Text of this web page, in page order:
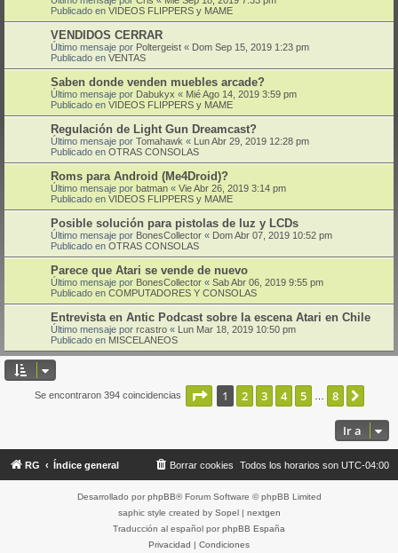
Publicado en VIDEOS FLIPPERS y MAME
VENDIDOS CERRAR
Último mensaje por Poltergeist « Dom Sep 15, 2019 1:23 pm
Publicado en VENTAS
Saben donde venden muebles arcade?
Último mensaje por Dabukyx « Mié Ago 14, 2019 3:59 pm
Publicado en VIDEOS FLIPPERS y MAME
Regulación de Light Gun Dreamcast?
Último mensaje por Tomahawk « Lun Abr 29, 2019 12:28 pm
Publicado en OTRAS CONSOLAS
Roms para Android (Me4Droid)?
Último mensaje por batman « Vie Abr 26, 2019 3:14 pm
Publicado en VIDEOS FLIPPERS y MAME
Posible solución para pistolas de luz y LCDs
Último mensaje por BonesCollector « Dom Abr 07, 2019 10:52 pm
Publicado en OTRAS CONSOLAS
Parece que Atari se vende de nuevo
Último mensaje por BonesCollector « Sab Abr 06, 2019 9:55 pm
Publicado en COMPUTADORES Y CONSOLAS
Entrevista en Antic Podcast sobre la escena Atari en Chile
Último mensaje por rcastro « Lun Mar 18, 2019 10:50 pm
Publicado en MISCELANEOS
Se encontraron 394 coincidencias Página de
1 2 3 4 5 8
Ir a
RG Índice general Todos los horarios son UTC-04:00
Borrar cookies
Desarrollado por phpBB® Forum Software © phpBB Limited
saphic style created by Sopel| nextgen
Traducción al español por phpBB España
Privacidad | Condiciones